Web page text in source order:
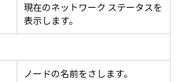
現在のネットワーク ステータスを
表示します。
ノードの名前をさします。